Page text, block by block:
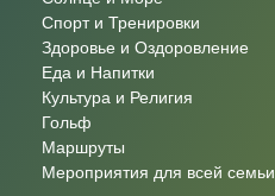
Спорт и Тренировки
Здоровье и Оздоровление
Еда и Напитки
Культура и Религия
Гольф
Маршруты
Мероприятия для всей семьи